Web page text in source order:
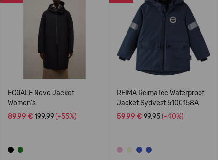
ECOALF Neve Jacket
Women's
89,99 € 199.99 (-55%)
REIMA ReimaTec Waterproof
Jacket Sydvest 5100158A
59,99 € 99.95 (-40%)